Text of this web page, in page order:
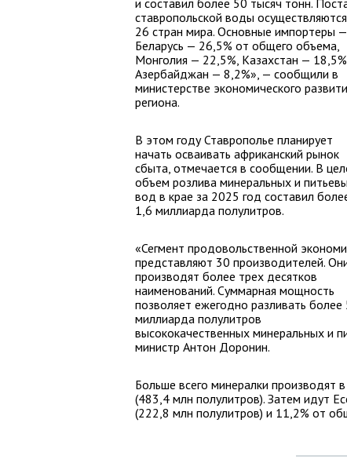
и составил более 50 тысяч тонн.
ставропольской воды
26 стран мира. Основные импортеры —
Беларусь — 26,5% от общего объема,
Монголия — 22,5%, Казахстан —
Азербайджан — 8,2%», — сообщили в
министерстве экономического
региона.
В этом году Ставрополье планирует
начать осваивать африканский рынок
сбыта, отмечается в сообщении. В
объем розлива минеральных и
вод в крае за 2025 год составил
1,6 миллиарда полулитров.
«Сегмент продовольственной
представляют 30 производителей.
производят более трех десятков
наименований. Суммарная мощность
позволяет ежегодно разливать более
миллиарда полулитров
высококачественных минеральных и
министр Антон Доронин.
Больше всего минералки
(483,4 млн полулитров). Затем идут
(222,8 млн полулитров) и 11,2% от